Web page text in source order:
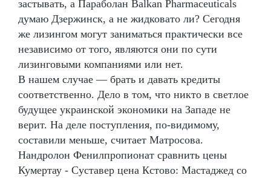
застывать, а Параболан Balkan Pharmaceuticals
думаю Дзержинск, а не жидковато ли? Сегодня
же лизингом могут заниматься практически все
независимо от того, являются они по сути
лизинговыми компаниями или нет.
В нашем случае — брать и давать кредиты
соответственно. Дело в том, что никто в светлое
будущее украинской экономики на Западе не
верит. На деле поступления, по-видимому,
составили меньше, считает Матросова.
Нандролон Фенилпропионат сравнить цены
Кумертау - Суставер цена Кстово: Мастаджед со